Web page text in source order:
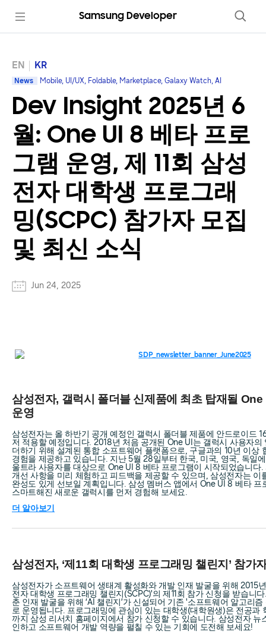
Samsung Developer
EN KR
News Mobile, UI/UX, Foldable, Marketplace, Galaxy Watch, AI
Dev Insight 2025년 6
월: One UI 8 베타 프로
그램 운영, 제 11회 삼성
전자 대학생 프로그래
밍(SCPC) 참가자 모집
및 최신 소식
Jun 24, 2025
삼성전자, 갤럭시 폴더블 신제품에 최초 탑재될
운영
삼성전자는 올 하반기 공개 예정인 갤럭시 폴더블 제품에 안드로이드
저 적용할 예정입니다. 2018년 처음 공개된 One UI는 갤럭시 사용자
더하기 위해 설계된 통합 소프트웨어 플랫폼으로, 구글과의 10년 이상
경험을 제공하고 있습니다. 지난 5월 28일부터 한국, 미국, 영국, 독일
울트라 사용자를 대상으로 One UI 8 베타 프로그램이 시작되었습니다
개선 사항을 미리 체험하고 피드백을 제공할 수 있으며, 삼성전자는 이
완성도 있게 선보일 계획입니다. 삼성 멤버스 앱에서 One UI 8 베타 프
스마트해진 새로운 갤럭시를 먼저 경험해 보세요.
더 알아보기
삼성전자, ‘제11회 대학생 프로그래밍 챌린지’ 참가
삼성전자가 소프트웨어 생태계 활성화와 개발 인재 발굴을 위해 2015
전자 대학생 프로그래밍 챌린지(SCPC)'의 제11회 참가 신청을 받습니
춘 인재 발굴을 위해 ‘AI 챌린지’가 신설되어 기존 '소프트웨어 알고리
로 운영됩니다. 프로그래밍에 관심이 있는 대학생(대학원생)은 전공과
까지 삼성 리서치 홈페이지에서 참가 신청할 수 있습니다. 삼성전자 뉴
인하고 소프트웨어 개발 역량을 펼칠 수 있는 기회에 도전해 보세요!